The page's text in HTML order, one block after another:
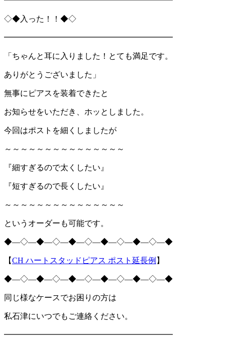
◇◆入った！！◆◇
━━━━━━━━━━━━━━━━━━━━━
「ちゃんと耳に入りました！とても満足です。
ありがとうございました」
無事にピアスを装着できたと
お知らせをいただき、ホッとしました。
今回はポストを細くしましたが
～～～～～～～～～～～～～～～
『細すぎるので太くしたい』
『短すぎるので長くしたい』
～～～～～～～～～～～～～～～
というオーダーも可能です。
◆―◇―◆―◇―◆―◇―◆―◇―◆―◇―◆
【CH ハートスタッドピアス ポスト延長例 】
◆―◇―◆―◇―◆―◇―◆―◇―◆―◇―◆
同じ様なケースでお困りの方は
私石津にいつでもご連絡ください。
━━━━━━━━━━━━━━━━━━━━━